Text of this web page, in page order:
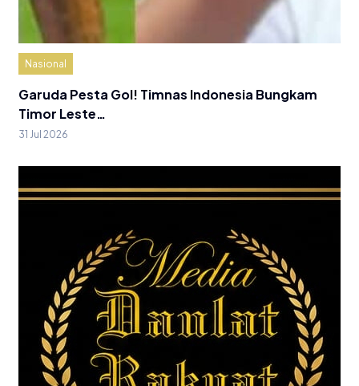
Nasional
Garuda Pesta Gol! Timnas Indonesia Bungkam
Timor Leste…
31 Jul 2026